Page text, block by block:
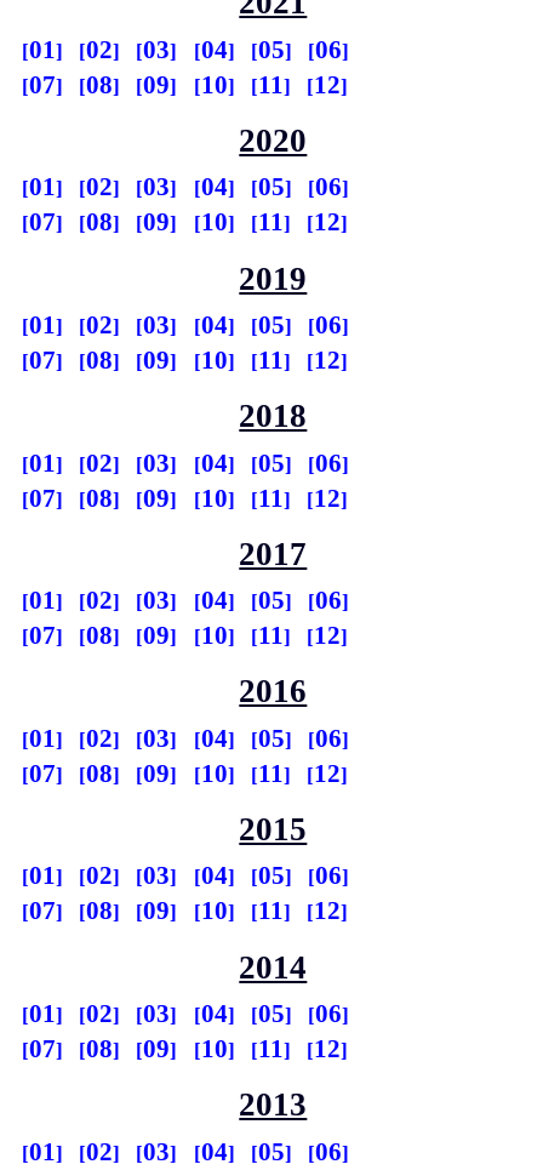
01 02 03 04 05
06
07
08 09 10 11 12
2020
01 02 03 04 05
06
07
08 09 10 11 12
2019
01 02 03 04 05
06
07
08 09 10 11 12
2018
01 02 03 04 05
06
07
08 09 10 11 12
2017
01 02 03 04 05
06
07
08 09 10 11 12
2016
01 02 03 04 05
06
07
08 09 10 11 12
2015
01 02 03 04 05
06
07
08 09 10 11 12
2014
01 02 03 04 05
06
07
08 09 10 11 12
2013
01 02 03 04 05
06